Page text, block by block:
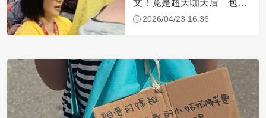
文！竟是超大咖天后 包尿
布忍尿5小時不喊累
2026/04/23 16:36